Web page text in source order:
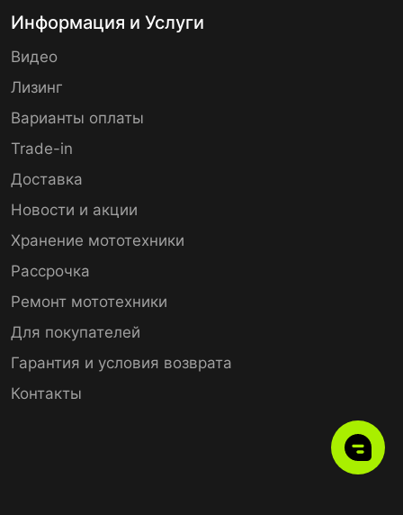
Информация и Услуги
Видео
Лизинг
Варианты оплаты
Trade-in
Доставка
Новости и акции
Хранение мототехники
Рассрочка
Ремонт мототехники
Для покупателей
Гарантия и условия возврата
Контакты